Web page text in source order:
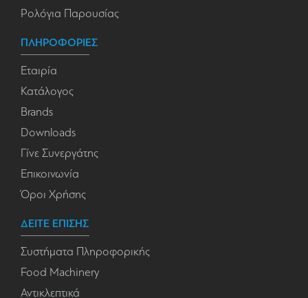
Ρολόγια Παρουσίας
ΠΛΗΡΟΦΟΡΙΕΣ
Εταιρία
Κατάλογος
Brands
Downloads
Γίνε Συνεργάτης
Επικοινωνία
Όροι Χρήσης
ΔΕΙΤΕ ΕΠΙΣΗΣ
Συστήματα Πληροφορικής
Food Machinery
Αντικλεπτικά